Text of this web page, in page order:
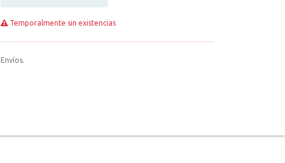
Temporalmente sin existencias
Envíos.